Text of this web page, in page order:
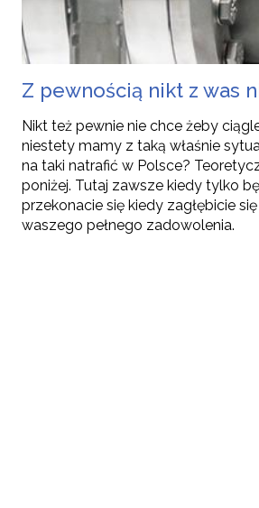
Z pewnością nikt z was
Nikt też pewnie nie chce żeby
niestety mamy z taką właśnie
na taki natrafić w Polsce?
poniżej. Tutaj zawsze kiedy tylko
przekonacie się kiedy zagłębicie
waszego pełnego zadowolenia.